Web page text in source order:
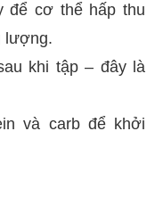
để cơ thể hấp thu
lượng.
khi tập – đây là
và carb để khởi